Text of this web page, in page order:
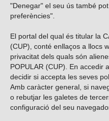
"Denegar" el seu ús també
preferències".
El portal del qual és titular la
(CUP), conté enllaços a llocs
privacitat dels quals són
POPULAR (CUP). En accedir
decidir si accepta les seves
Amb caràcter general, si
o rebutjar les galetes de
configuració del seu
Vols
Troba’ns a